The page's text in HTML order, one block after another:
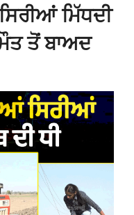
ਮਿੱਧਦੀ
ਮੌਤ ਤੋਂ ਬਾਅਦ